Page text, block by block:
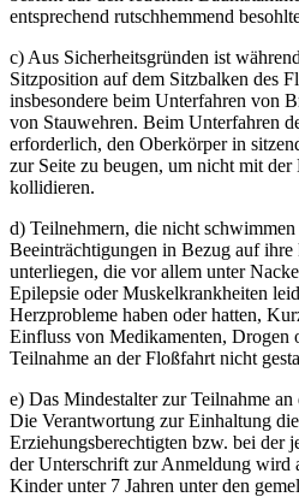
entsprechend rutschhemmend
c) Aus Sicherheitsgründen ist
Sitzposition auf dem Sitzbalken des
insbesondere beim Unterfahren von
von Stauwehren. Beim Unterfahren
erforderlich, den Oberkörper in
zur Seite zu beugen, um nicht mit der
kollidieren.
d) Teilnehmern, die nicht
Beeinträchtigungen in Bezug auf ihre
unterliegen, die vor allem unter
Epilepsie oder Muskelkrankheiten
Herzprobleme haben oder hatten,
Einfluss von Medikamenten, Drogen
Teilnahme an der Floßfahrt nicht
e) Das Mindestalter zur Teilnahme
Die Verantwortung zur Einhaltung
Erziehungsberechtigten bzw. bei der
der Unterschrift zur Anmeldung wird
Kinder unter 7 Jahren unter den